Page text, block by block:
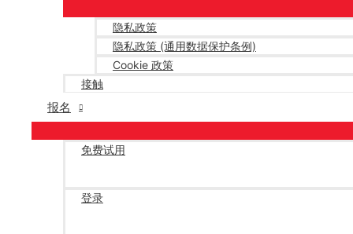
隐私政策
隐私政策 (通用数据保护条例)
Cookie 政策
接触
报名
免费试用
登录